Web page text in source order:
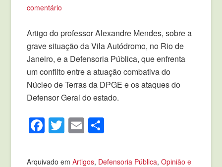
comentário
Artigo do professor Alexandre Mendes, sobre a
grave situação da Vila Autódromo, no Rio de
Janeiro, e a Defensoria Pública, que enfrenta
um conflito entre a atuação combativa do
Núcleo de Terras da DPGE e os ataques do
Defensor Geral do estado.
Facebook
Twitter
Email
Arquivado emArtigos, Defensoria Pública,Opinião e